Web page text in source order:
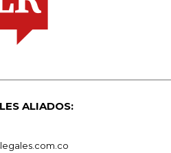
ALIADOS: